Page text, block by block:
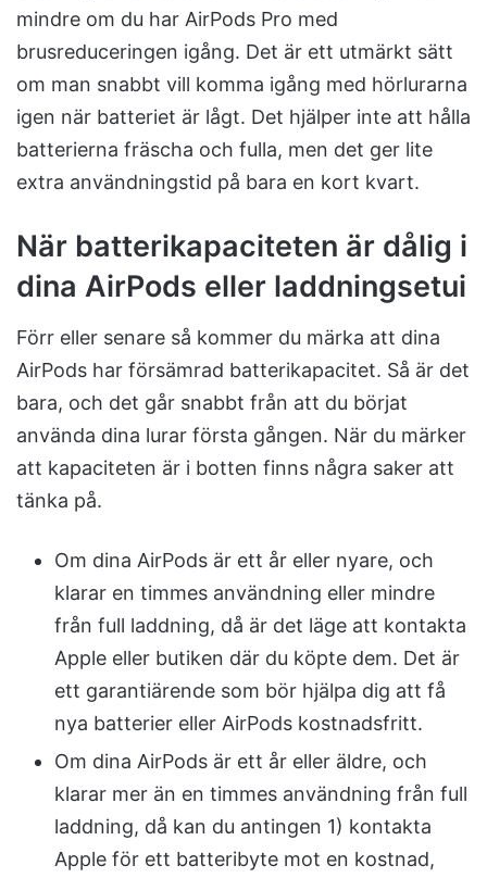
mindre om du har AirPods Pro med
brusreduceringen igång. Det är ett utmärkt sätt
om man snabbt vill komma igång med hörlurarna
igen när batteriet är lågt. Det hjälper inte att hålla
batterierna fräscha och fulla, men det ger lite
extra användningstid på bara en kort kvart.
När batterikapaciteten är dålig i
dina AirPods eller laddningsetui
Förr eller senare så kommer du märka att dina
AirPods har försämrad batterikapacitet. Så är det
bara, och det går snabbt från att du börjat
använda dina lurar första gången. När du märker
att kapaciteten är i botten finns några saker att
tänka på.
Om dina AirPods är ett år eller nyare, och
klarar en timmes användning eller mindre
från full laddning, då är det läge att kontakta
Apple eller butiken där du köpte dem. Det är
ett garantiärende som bör hjälpa dig att få
nya batterier eller AirPods kostnadsfritt.
Om dina AirPods är ett år eller äldre, och
klarar mer än en timmes användning från full
laddning, då kan du antingen 1) kontakta
Apple för ett batteribyte mot en kostnad,